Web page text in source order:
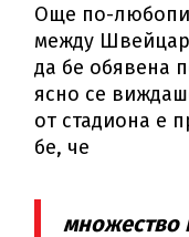
Още по-
между
да бе обявена
ясно се
от стадиона е
бе, че
множество